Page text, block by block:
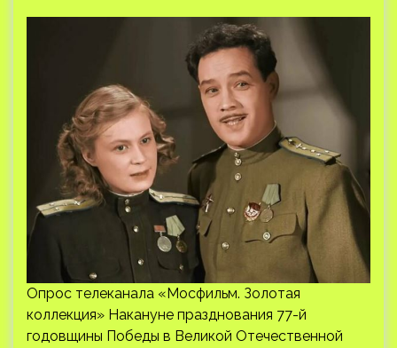
Опрос телеканала «Мосфильм. Золотая
коллекция» Накануне празднования 77-й
годовщины Победы в Великой Отечественной